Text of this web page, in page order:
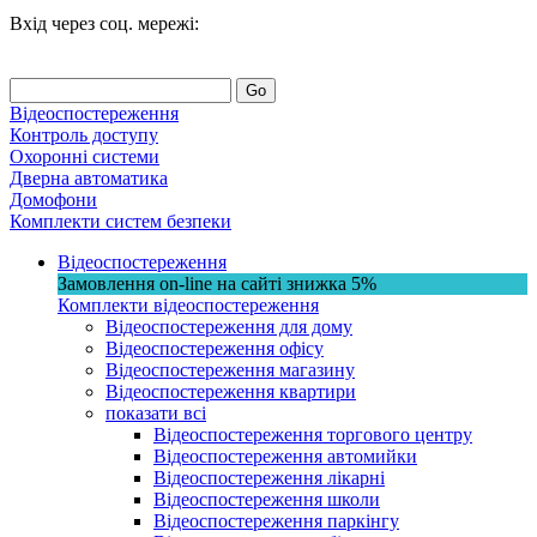
Вхід через соц. мережі:
Go
Відеоспостереження
Контроль доступу
Охоронні системи
Дверна автоматика
Домофони
Комплекти систем безпеки
Відеоспостереження
Замовлення on-line на сайті знижка 5%
Комплекти відеоспостереження
Відеоспостереження для дому
Відеоспостереження офісу
Відеоспостереження магазину
Відеоспостереження квартири
показати всі
Відеоспостереження торгового центру
Відеоспостереження автомийки
Відеоспостереження лікарні
Відеоспостереження школи
Відеоспостереження паркінгу